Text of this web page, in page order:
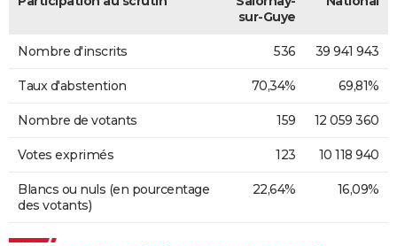
sur-Guye
Nombre d'inscrits 536 39 941 943
Taux d'abstention 70,34% 69,81%
Nombre de votants 159 12 059 360
Votes exprimés 123 10 118 940
Blancs ou nuls (en pourcentage
des votants)
22,64% 16,09%